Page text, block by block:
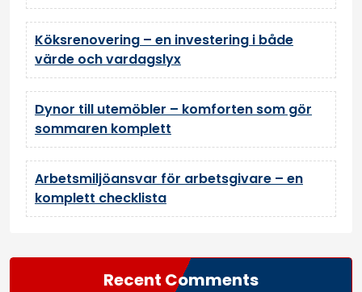
Köksrenovering – en investering i både
värde och vardagslyx
Dynor till utemöbler – komforten som gör
sommaren komplett
Arbetsmiljöansvar för arbetsgivare – en
komplett checklista
Recent Comments